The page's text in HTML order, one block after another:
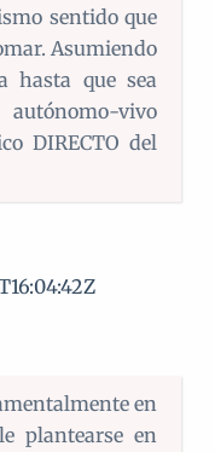
sentido que
Asumiendo
hasta que sea
autónomo-vivo
DIRECTO del
en
plantearse en